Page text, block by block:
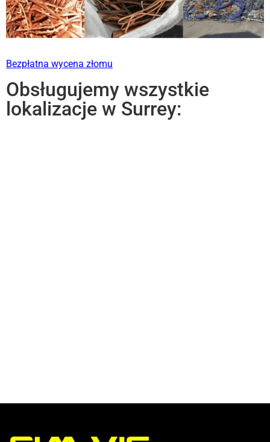
Bezpłatna wycena złomu
Obsługujemy wszystkie
lokalizacje w Surrey: